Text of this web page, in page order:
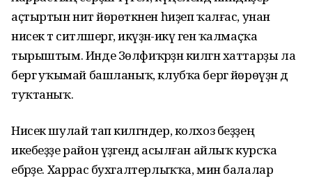
аҫтыртын ниәт йөрөткәнен һиҙеп ҡалғас, унан
нисек тә ситләшергә, икәүҙән-икәү генә ҡалмаҫҡа
тырыштым. Инде Зөлфиҡәрҙән килгән хаттарҙы ла
бергә уҡымай башланыҡ, клубҡа бергә йөрөүҙән дә
туҡтаныҡ.
Нисек шулай тап килгәндер, колхоз беҙҙең
икебеҙҙе район үҙәгендә асылған айлыҡ курсҡа
ебәрҙе. Харрас бухгалтерлыҡҡа, мин балалар